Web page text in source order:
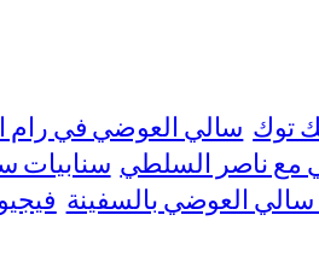
توك سالي العوضي في رام
مع ناصر السلطي سنابيات
العوضي بالسفينة